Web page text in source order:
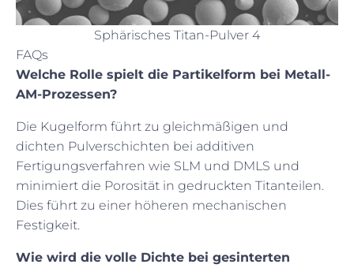
Sphärisches Titan-Pulver 4
FAQs
Welche Rolle spielt die Partikelform bei Metall-
AM-Prozessen?
Die Kugelform führt zu gleichmäßigen und
dichten Pulverschichten bei additiven
Fertigungsverfahren wie SLM und DMLS und
minimiert die Porosität in gedruckten Titanteilen.
Dies führt zu einer höheren mechanischen
Festigkeit.
Wie wird die volle Dichte bei gesinterten